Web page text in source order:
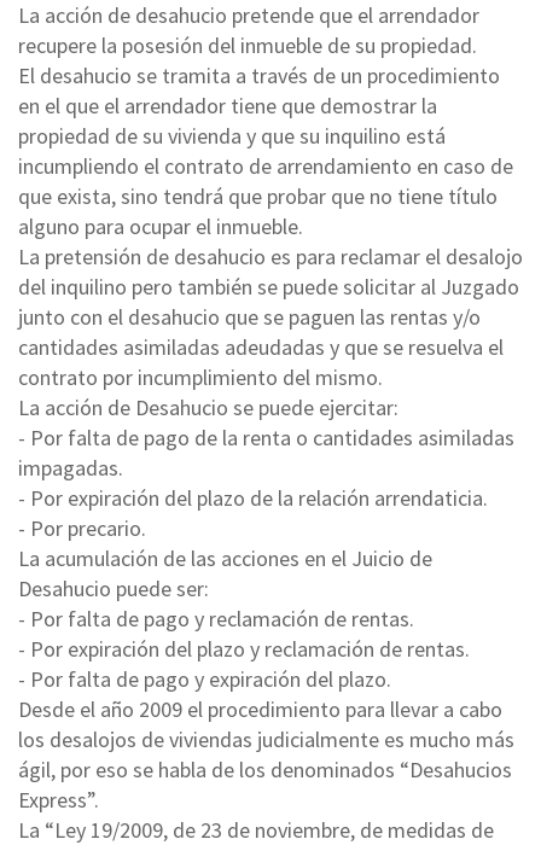
La acción de desahucio pretende que el arrendador
recupere la posesión del inmueble de su propiedad.
El desahucio se tramita a través de un procedimiento
en el que el arrendador tiene que demostrar la
propiedad de su vivienda y que su inquilino está
incumpliendo el contrato de arrendamiento en caso de
que exista, sino tendrá que probar que no tiene título
alguno para ocupar el inmueble.
La pretensión de desahucio es para reclamar el desalojo
del inquilino pero también se puede solicitar al Juzgado
junto con el desahucio que se paguen las rentas y/o
cantidades asimiladas adeudadas y que se resuelva el
contrato por incumplimiento del mismo.
La acción de Desahucio se puede ejercitar:
- Por falta de pago de la renta o cantidades asimiladas
impagadas.
- Por expiración del plazo de la relación arrendaticia.
- Por precario.
La acumulación de las acciones en el Juicio de
Desahucio puede ser:
- Por falta de pago y reclamación de rentas.
- Por expiración del plazo y reclamación de rentas.
- Por falta de pago y expiración del plazo.
Desde el año 2009 el procedimiento para llevar a cabo
los desalojos de viviendas judicialmente es mucho más
ágil, por eso se habla de los denominados “Desahucios
Express”.
La “Ley 19/2009, de 23 de noviembre, de medidas de